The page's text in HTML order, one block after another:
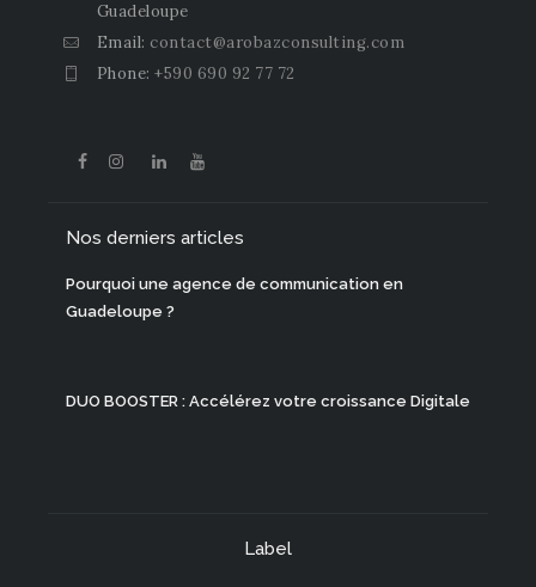
Guadeloupe
Email: contact@arobazconsulting.com
Phone:+590 690 92 77 72
Nos derniers articles
Pourquoi une agence de communication en
Guadeloupe ?
DUO BOOSTER : Accélérez votre croissance Digitale
Label